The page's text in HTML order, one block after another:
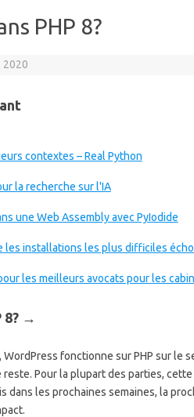
PHP 8?
2020
contextes – Real Python
la recherche sur l'IA
une Web Assembly avec PyIodide
les installations les plus difficiles
les meilleurs avocats pour les
8? →
fonctionne sur PHP sur le
Pour la plupart des parties, cette
dans les prochaines semaines, la